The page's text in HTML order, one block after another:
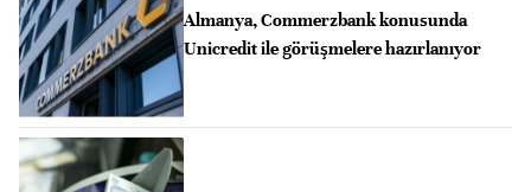
Almanya, Commerzbank konusunda
Unicredit ile görüşmelere hazırlanıyor